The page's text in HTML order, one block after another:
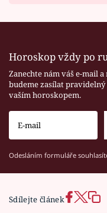
Horoskop vždy po
Zanechte nám váš e-mail
budeme zasílat
vaším horoskopem.
Odesláním formuláře
Sdílejte článek